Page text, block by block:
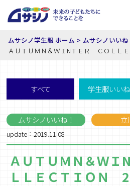
ムサシノ学生服 ホーム
ムサシノいいね
ＡＵＴＵＭＮ＆ＷＩNＴＥＲ ＣＯＬＬ
すべて 学生服いいね
ムサシノいいね！ 立
update：2019.11.08
ＡＵＴＵＭＮ＆Ｗ
ＬＬＥＣＴＩＯＮ